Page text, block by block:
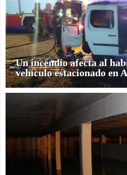
Un incendio afecta al
vehículo estacionado en